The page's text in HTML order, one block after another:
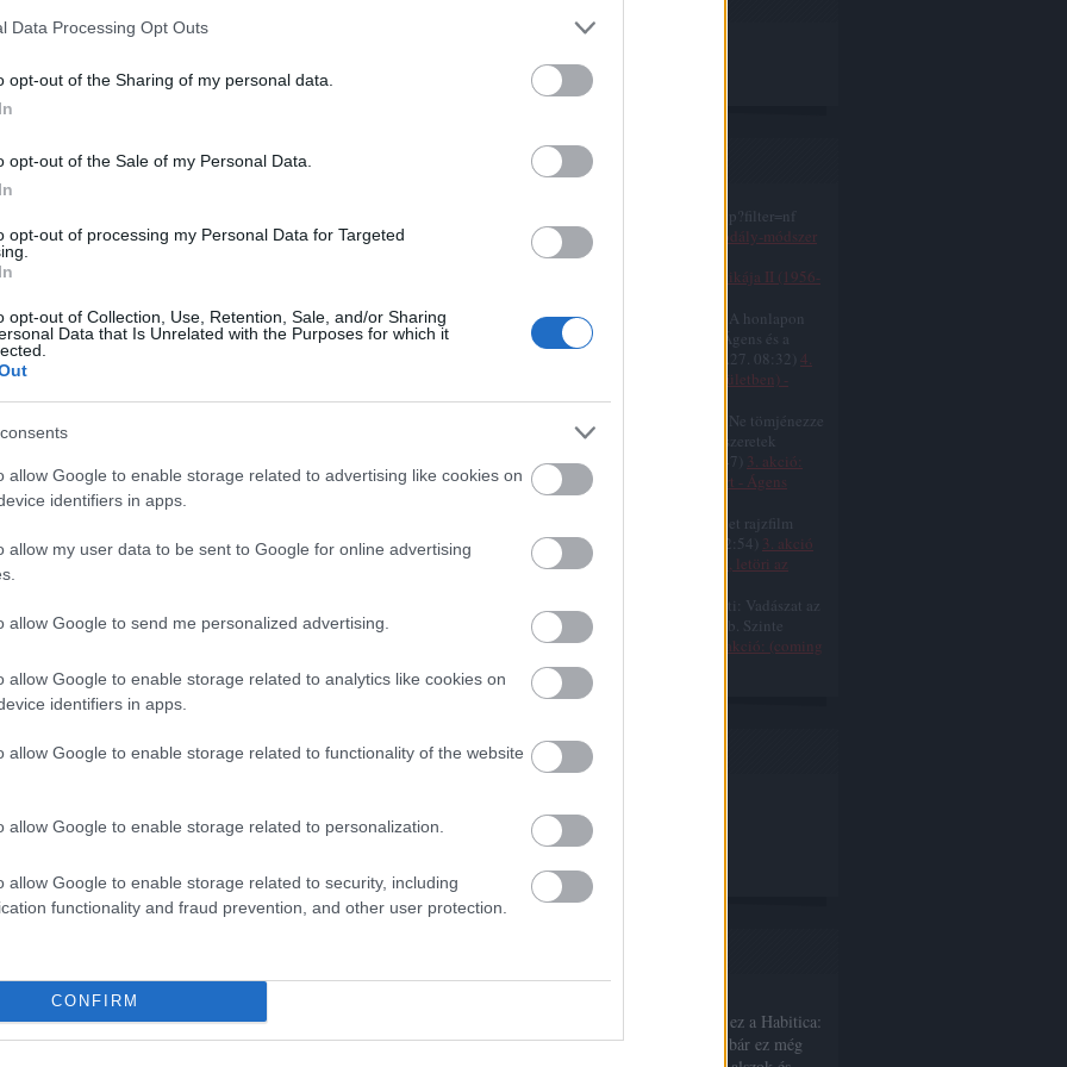
Data Processing Opt Outs
opt-out of the Sharing of my personal data.
opt-out of the Sale of my Personal Data.
opt-out of processing my Personal Data for Targeted
opt-out of Collection, Use, Retention, Sale, and/or Sharing
Data that Is Unrelated with the Purposes for which it
allow Google to enable storage related to advertising like cookies on
identifiers in apps.
allow my user data to be sent to Google for online advertising
allow Google to send me personalized advertising.
allow Google to enable storage related to analytics like cookies on
identifiers in apps.
allow Google to enable storage related to functionality of the website
allow Google to enable storage related to personalization.
allow Google to enable storage related to security, including
functionality and fraud prevention, and other user protection.
CONFIRM
Friss topikok
www.facebook.com/home.php?filter=nf
2010.02.01. 01:14
4. akció: A Kodály-módszer
(előkészületben) - Kodály és az
államszocializmus művelődéspolitikája II (1956-
Ódium-art:Tervezzük, tervezzük. A honlapon
(agens.hu) megtalálod mikor lesz Ágens és a
2010.01.27. 08:32 4.
akció: A Kodály-módszer (előkészületben) -
Dominus Zoltánus
Bástya elvtárs:" Szerénység! Ne tömjénezze
magát! Szerénység! Ha és valamit szeretek
magamban, az ...
2009.12.04. 22:47 3. akció:
Ágens és a Kodály-módszer koncert - Ágens
beszéde
Hát igen, ez egy ravasz szovjet rajzfilm
volt...@Ódium-art:
2009.11.27. 02:54 3. akció
(coming soon) – „Fújja szél a fákat, letöri az
Ehe! Lásd még: Dinó Buzzatti: Vadászat az
öregekre, Spiró: Halálnovellák... stb. Szinte
telített m...(2009.11.14. 04:46
3. akció: (coming
soon) - A négerbaszó
Linkblog
Kővágó Nagy Imre 2. akció fotók
Parafrázis Simán Éva blogja
Ódium-art fotók
Utolsó hőség nap - remélhetőleg. Jó ez a Habitica:
még mindig túlcsúszok éjfél utánra, bár ez még
lenni kínos és fáradságos
lenni kínos és fáradságos. Például az állam őrei
és költeményeikben. Mind egy szájjal
szép a mértékletesség és az igazságosság, de…
tovább »
andrássy útplatónágensőrsimán éva1. akció
fáradságos
a nevelése
tegnapi témánkról, a vezetők kiválasztásáról.
azt állítottuk: államszeretőknek kell
meg kell győződnünk róla, hogy ez érzéseiket
kínokban, sem rettegésben, sem bármi más…
tovább »